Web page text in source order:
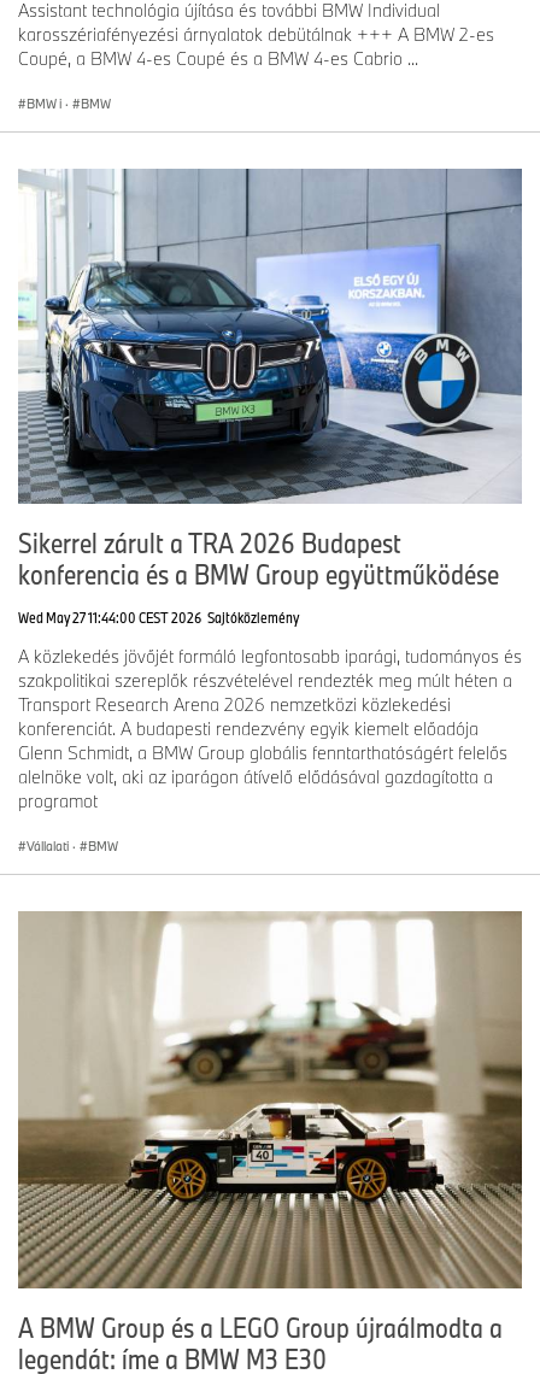
Assistant technológia újítása és további BMW Individual
karosszériafényezési árnyalatok debütálnak +++ A BMW 2-es
Coupé, a BMW 4-es Coupé és a BMW 4-es Cabrio ...
BMW i · BMW
Sikerrel zárult a TRA 2026 Budapest
konferencia és a BMW Group együttműködése
Wed May 27 11:44:00 CEST 2026 Sajtóközlemény
A közlekedés jövőjét formáló legfontosabb iparági, tudományos és
szakpolitikai szereplők részvételével rendezték meg múlt héten a
Transport Research Arena 2026 nemzetközi közlekedési
konferenciát. A budapesti rendezvény egyik kiemelt előadója
Glenn Schmidt, a BMW Group globális fenntarthatóságért felelős
alelnöke volt, aki az iparágon átívelő elődásával gazdagította a
programot
Vállalati · BMW
A BMW Group és a LEGO Group újraálmodta a
legendát: íme a BMW M3 E30